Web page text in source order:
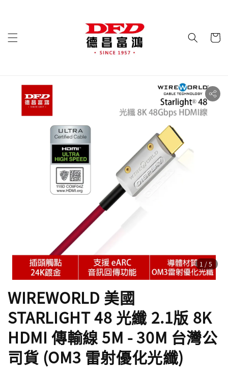
1 /5
WIREWORLD 美國
STARLIGHT 48 光纖 2.1版 8K
HDMI 傳輸線 5M - 30M 台灣公
司貨 (OM3 雷射優化光纖)